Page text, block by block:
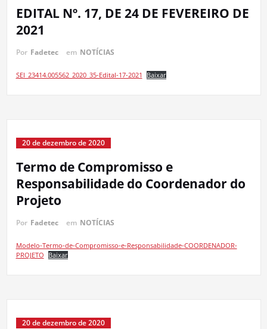
EDITAL Nº. 17, DE 24 DE FEVEREIRO DE
2021
Por Fadetec em NOTÍCIAS
SEI_23414.005562_2020_35-Edital-17-2021 Baixar
20 de dezembro de 2020
Termo de Compromisso e
Responsabilidade do Coordenador do
Projeto
Por Fadetec em NOTÍCIAS
Modelo-Termo-de-Compromisso-e-Responsabilidade-COORDENADOR-
PROJETO
Baixar
20 de dezembro de 2020